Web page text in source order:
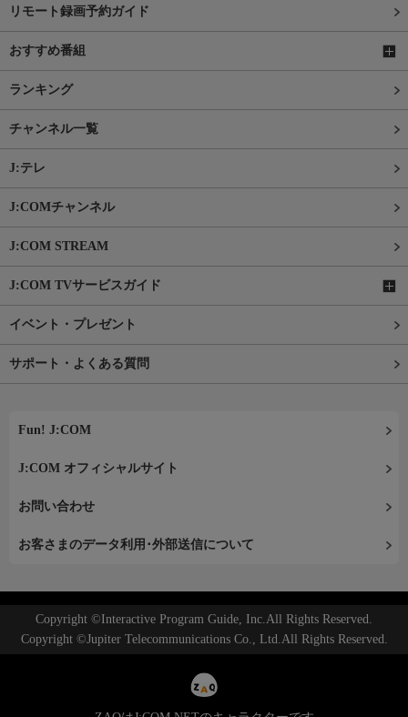
リモート録画予約ガイド
おすすめ番組
ランキング
チャンネル一覧
J:テレ
J:COMチャンネル
J:COM STREAM
J:COM TVサービスガイド
イベント・プレゼント
サポート・よくある質問
Fun! J:COM
J:COM オフィシャルサイト
お問い合わせ
お客さまのデータ利用･外部送信について
Copyright ©Interactive Program Guide, Inc.All Rights Reserved.
Copyright ©Jupiter Telecommunications Co., Ltd.All Rights Reserved.